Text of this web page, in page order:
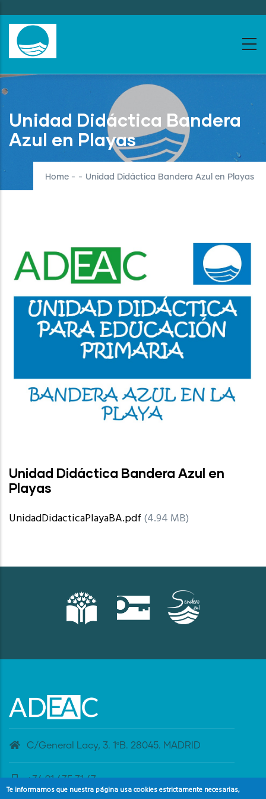
to
main
content
Unidad Didáctica Bandera
Azul en Playas
Home - - Unidad Didáctica Bandera Azul en Playas
Unidad Didáctica Bandera Azul en
Playas
UnidadDidacticaPlayaBA.pdf (4.94 MB)
C/General Lacy, 3. 1ºB. 28045. MADRID
+34 91 435 31 47
Te informamos que nuestra página usa cookies estrictamente necesarias,